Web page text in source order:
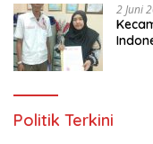
2 Juni
Politik Terkini